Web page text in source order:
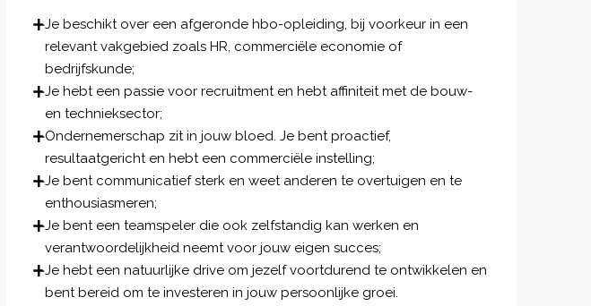
Je beschikt over een afgeronde hbo-opleiding, bij voorkeur in een
relevant vakgebied zoals HR, commerciële economie of
bedrijfskunde;
Je hebt een passie voor recruitment en hebt affiniteit met de bouw-
en technieksector;
Ondernemerschap zit in jouw bloed. Je bent proactief,
resultaatgericht en hebt een commerciële instelling;
Je bent communicatief sterk en weet anderen te overtuigen en te
enthousiasmeren;
Je bent een teamspeler die ook zelfstandig kan werken en
verantwoordelijkheid neemt voor jouw eigen succes;
Je hebt een natuurlijke drive om jezelf voortdurend te ontwikkelen en
bent bereid om te investeren in jouw persoonlijke groei.